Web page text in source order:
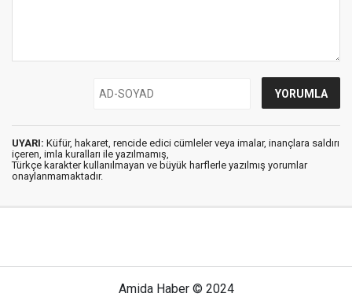
UYARI: Küfür, hakaret, rencide edici cümleler veya imalar, inançlara saldırı
içeren, imla kuralları ile yazılmamış,
Türkçe karakter kullanılmayan ve büyük harflerle yazılmış yorumlar
onaylanmamaktadır.
Amida Haber © 2024